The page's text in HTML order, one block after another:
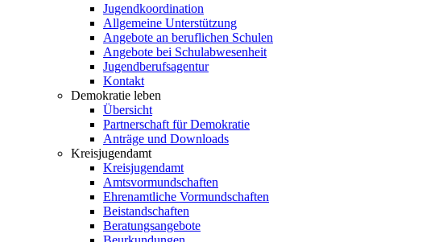
Jugendkoordination
Allgemeine Unterstützung
Angebote an beruflichen Schulen
Angebote bei Schulabwesenheit
Jugendberufsagentur
Kontakt
Demokratie leben
Übersicht
Partnerschaft für Demokratie
Anträge und Downloads
Kreisjugendamt
Kreisjugendamt
Amtsvormundschaften
Ehrenamtliche Vormundschaften
Beistandschaften
Beratungsangebote